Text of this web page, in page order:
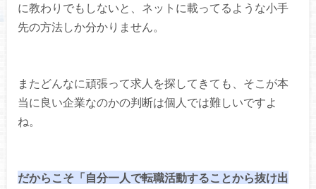
に教わりでもしないと、ネットに載ってるような小手
先の方法しか分かりません。
またどんなに頑張って求人を探してきても、そこが本
当に良い企業なのかの判断は個人では難しいですよ
ね。
だからこそ「自分一人で転職活動することから抜け出